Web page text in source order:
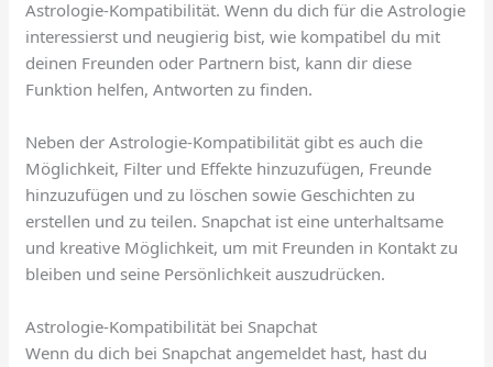
Astrologie-Kompatibilität. Wenn du dich für die Astrologie
interessierst und neugierig bist, wie kompatibel du mit
deinen Freunden oder Partnern bist, kann dir diese
Funktion helfen, Antworten zu finden.
Neben der Astrologie-Kompatibilität gibt es auch die
Möglichkeit, Filter und Effekte hinzuzufügen, Freunde
hinzuzufügen und zu löschen sowie Geschichten zu
erstellen und zu teilen. Snapchat ist eine unterhaltsame
und kreative Möglichkeit, um mit Freunden in Kontakt zu
bleiben und seine Persönlichkeit auszudrücken.
Astrologie-Kompatibilität bei Snapchat
Wenn du dich bei Snapchat angemeldet hast, hast du